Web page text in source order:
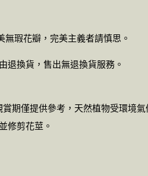
瑕花瓣，完美主義者請慎思。
退換貨，售出無退換貨服務。
期僅提供參考，天然植物受環境
修剪花莖。